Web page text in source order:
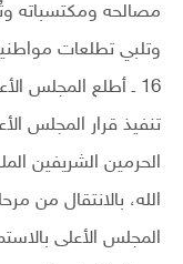
مصالحه ومكتسباته
وتلبي تطلعات
16 ـ أطلع المجلس
الحرمين الشريفين
الله، بالانتقال من
المجلس الأعلى